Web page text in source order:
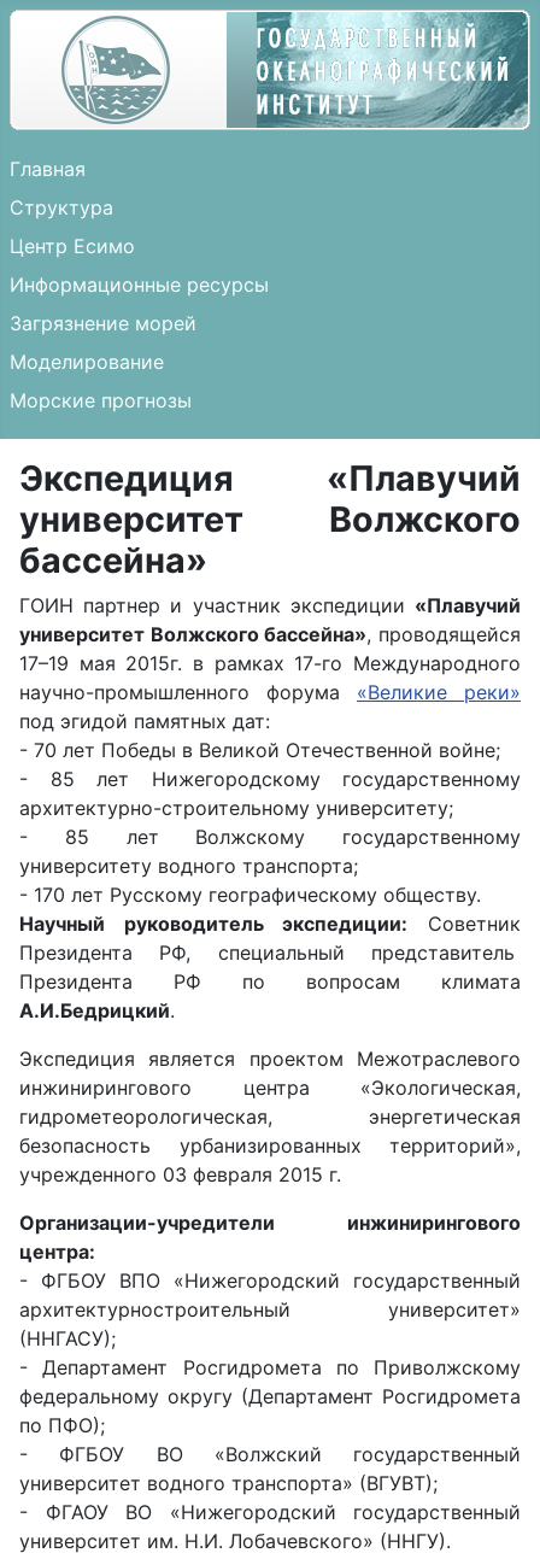
Главная
Структура
Центр Есимо
Информационные ресурсы
Загрязнение морей
Моделирование
Морские прогнозы
Экспедиция «Плавучий
университет Волжского
бассейна»
ГОИН партнер и участник экспедиции «Плавучий
университет Волжского бассейна», проводящейся
17–19 мая 2015г. в рамках 17-го Международного
научно-промышленного форума «Великие реки»
под эгидой памятных дат:
- 70 лет Победы в Великой Отечественной войне;
- 85 лет Нижегородскому государственному
архитектурно-строительному университету;
- 85 лет Волжскому государственному
университету водного транспорта;
- 170 лет Русскому географическому обществу.
Научный руководитель экспедиции: Советник
Президента РФ, специальный представитель
Президента РФ по вопросам климата
А.И.Бедрицкий.
Экспедиция является проектом Межотраслевого
инжинирингового центра «Экологическая,
гидрометеорологическая, энергетическая
безопасность урбанизированных территорий»,
учрежденного 03 февраля 2015 г.
Организации-учредители инжинирингового
центра:
- ФГБОУ ВПО «Нижегородский государственный
архитектурностроительный университет»
(ННГАСУ);
- Департамент Росгидромета по Приволжскому
федеральному округу (Департамент Росгидромета
по ПФО);
- ФГБОУ ВО «Волжский государственный
университет водного транспорта» (ВГУВТ);
- ФГАОУ ВО «Нижегородский государственный
университет им. Н.И. Лобачевского» (ННГУ).